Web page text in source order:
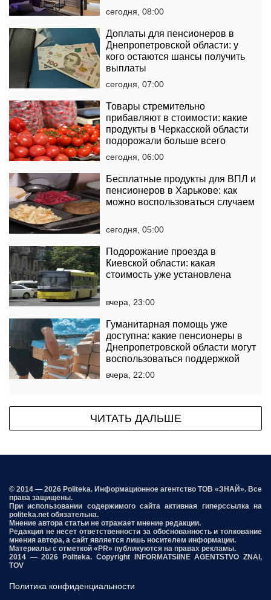
сегодня, 08:00
Доплаты для пенсионеров в
Днепропетровской области: у
кого остаются шансы получить
выплаты
сегодня, 07:00
Товары стремительно
прибавляют в стоимости: какие
продукты в Черкасской области
подорожали больше всего
сегодня, 06:00
Бесплатные продукты для ВПЛ и
пенсионеров в Харькове: как
можно воспользоваться случаем
сегодня, 05:00
Подорожание проезда в
Киевской области: какая
стоимость уже установлена
вчера, 23:00
Гуманитарная помощь уже
доступна: какие пенсионеры в
Днепропетровской области могут
воспользоваться поддержкой
вчера, 22:00
ЧИТАТЬ ДАЛЬШЕ
© 2014 — 2026 Politeka. Информационное агентство ТОВ «ЗНАЙ». Все
права защищены.
При использовании содержимого сайта активная гиперссылка на
politeka.net обязательна.
Мнение автора статьи не отражает мнение редакции.
Редакция не несет ответственности за обоснованность и толкование
мнения автора, а сайт является лишь носителем информации.
Материалы с отметкой «PR» публикуются на правах рекламы.
2014 — 2026 Politeka. Copyright INFORMATSIINE AGENTSTVO ZNAI,
TOV
Политика конфиденциальности